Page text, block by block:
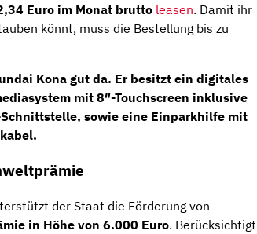
Euro im Monat brutto leasen. Damit ihr
könnt, muss die Bestellung bis zu
Kona gut da. Er besitzt ein digitales
mit 8″-Touchscreen inklusive
sowie eine Einparkhilfe mit
der Staat die Förderung von
in Höhe von 6.000 Euro. Berücksichtigt